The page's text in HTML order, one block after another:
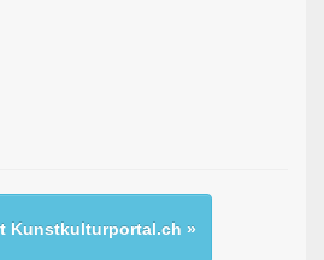
Kunstkulturportal.ch »